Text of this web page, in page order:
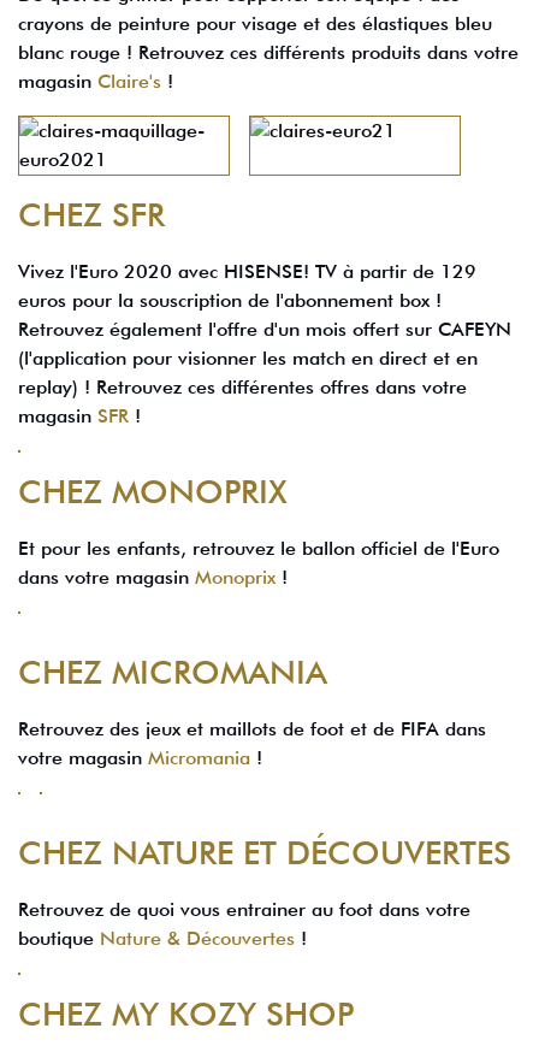
crayons de peinture pour visage et des élastiques bleu
blanc rouge ! Retrouvez ces différents produits dans votre
magasin Claire's !
CHEZ SFR
Vivez l'Euro 2020 avec HISENSE! TV à partir de 129
euros pour la souscription de l'abonnement box !
Retrouvez également l'offre d'un mois offert sur CAFEYN
(l'application pour visionner les match en direct et en
replay) ! Retrouvez ces différentes offres dans votre
magasin SFR !
CHEZ MONOPRIX
Et pour les enfants, retrouvez le ballon officiel de l'Euro
dans votre magasin Monoprix !
CHEZ MICROMANIA
Retrouvez des jeux et maillots de foot et de FIFA dans
votre magasin Micromania !
CHEZ NATURE ET DÉCOUVERTES
Retrouvez de quoi vous entrainer au foot dans votre
boutique Nature & Découvertes !
CHEZ MY KOZY SHOP